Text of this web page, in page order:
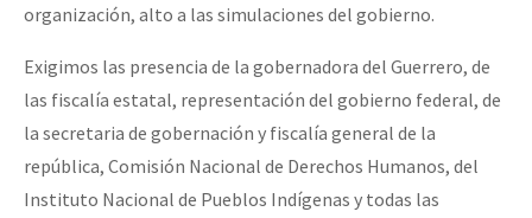
organización, alto a las simulaciones del gobierno.
Exigimos las presencia de la gobernadora del Guerrero, de
las fiscalía estatal, representación del gobierno federal, de
la secretaria de gobernación y fiscalía general de la
república, Comisión Nacional de Derechos Humanos, del
Instituto Nacional de Pueblos Indígenas y todas las